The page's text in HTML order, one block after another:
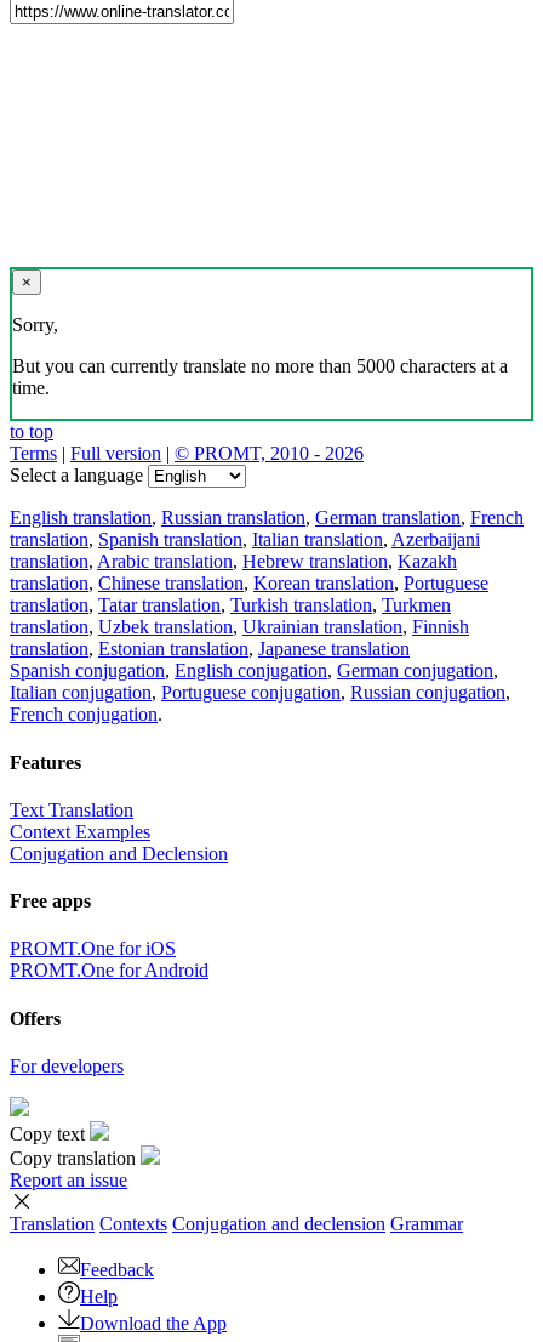
×
Sorry,
But you can currently translate no more than 5000 characters at a
time.
to top
Terms | Full version | © PROMT, 2010 - 2026
Select a language
English translation, Russian translation, German translation, French
translation, Spanish translation, Italian translation, Azerbaijani
translation, Arabic translation, Hebrew translation, Kazakh
translation, Chinese translation, Korean translation, Portuguese
translation, Tatar translation, Turkish translation, Turkmen
translation, Uzbek translation, Ukrainian translation, Finnish
translation, Estonian translation, Japanese translation
Spanish conjugation, English conjugation, German conjugation,
Italian conjugation, Portuguese conjugation, Russian conjugation,
French conjugation.
Features
Text Translation
Context Examples
Conjugation and Declension
Free apps
PROMT.One for iOS
PROMT.One for Android
Offers
For developers
Copy text
Copy translation
Report an issue
Translation Contexts Conjugation and declension Grammar
Feedback
Help
Download the App